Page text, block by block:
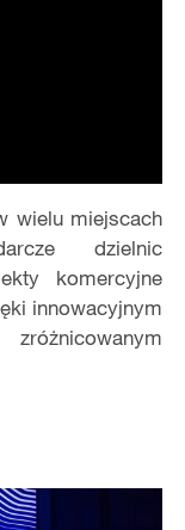
wielu miejscach
dzielnic
komercyjne
innowacyjnym